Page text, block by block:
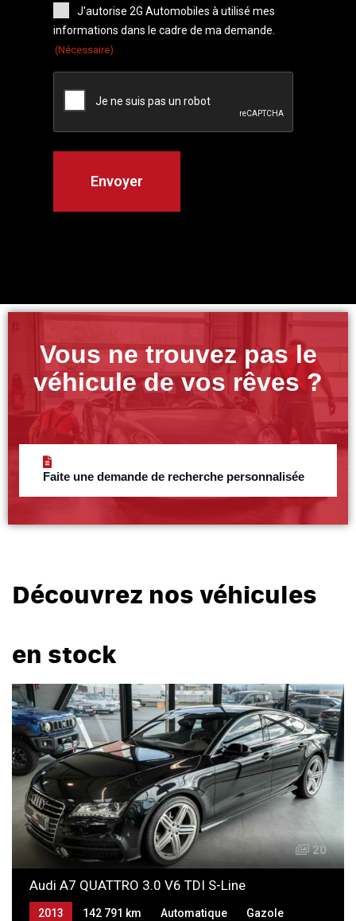
J'autorise 2G Automobiles à utilisé mes
informations dans le cadre de ma demande.
(Nécessaire)
Vous ne trouvez pas le
véhicule de vos rêves ?
Faite une demande de recherche personnalisée
Découvrez nos véhicules
en stock
20
Audi A7 QUATTRO 3.0 V6 TDI S-Line
2013 142 791 km Automatique Gazole